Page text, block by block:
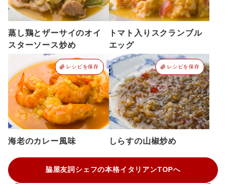
蒸し鶏とザーサイのオイ
スターソース炒め
トマト入りスクランブル
エッグ
レシピを保存
海老のカレー風味
レシピを保存
しらすの山椒炒め
脇屋友詞シェフの本格イタリアンTOPへ